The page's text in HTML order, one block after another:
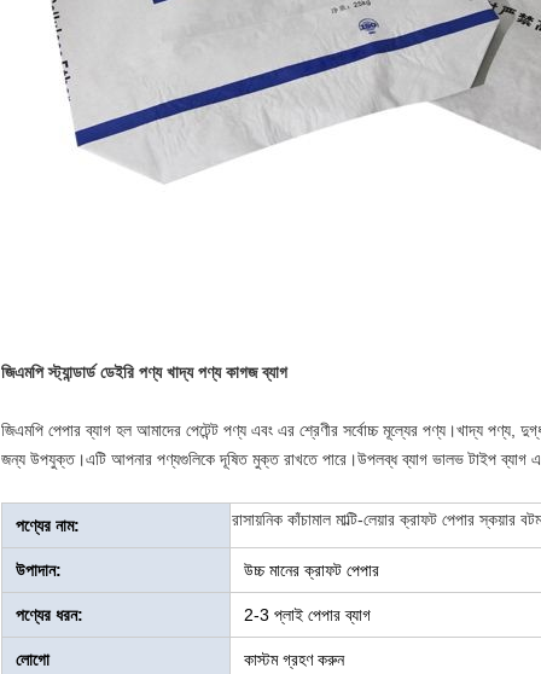
জিএমপি স্ট্যান্ডার্ড ডেইরি পণ্য খাদ্য পণ্য কাগজ ব্যাগ
জিএমপি পেপার ব্যাগ হল আমাদের পেটেন্ট পণ্য এবং এর শ্রেণীর সর্বোচ্চ মূল্যের পণ্য।খাদ্য পণ্য,
জন্য উপযুক্ত।এটি আপনার পণ্যগুলিকে দূষিত মুক্ত রাখতে পারে।উপলব্ধ ব্যাগ ভালভ টাইপ ব্যাগ
পণ্যের নাম: রাসায়নিক কাঁচামাল মাল্টি-লেয়ার ক্রাফট পেপার স্কয়ার
উপাদান: উচ্চ মানের ক্রাফট পেপার
পণ্যের ধরন: 2-3 প্লাই পেপার ব্যাগ
লোগো কাস্টম গ্রহণ করুন